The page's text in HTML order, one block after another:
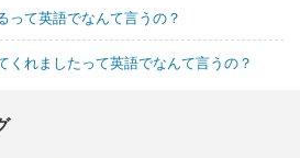
って英語でなんて言うの？
くれましたって英語でなんて言うの？